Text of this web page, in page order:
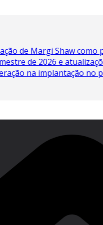
de Margi Shaw
de 2026 e
na implantação no